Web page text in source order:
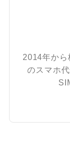
2014年から
のスマホ